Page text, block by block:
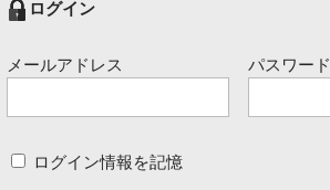
ログイン
メールアドレス パスワード
ログイン情報を記憶